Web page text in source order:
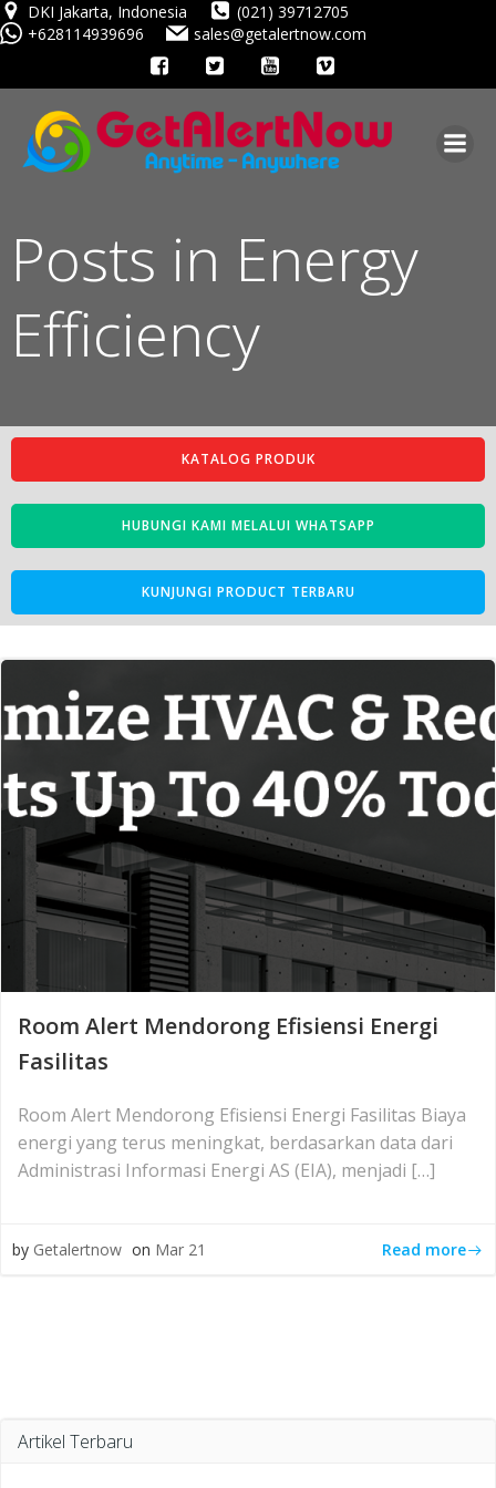
Skip
to
content
DKI Jakarta, Indonesia
(021) 39712705
+628114939696
sales@getalertnow.com
Posts in Energy
Efficiency
KATALOG PRODUK
HUBUNGI KAMI MELALUI WHATSAPP
KUNJUNGI PRODUCT TERBARU
Room Alert Mendorong Efisiensi Energi
Fasilitas
Room Alert Mendorong Efisiensi Energi Fasilitas Biaya
energi yang terus meningkat, berdasarkan data dari
Administrasi Informasi Energi AS (EIA), menjadi […]
by Getalertnow on Mar 21 Read more
Artikel Terbaru